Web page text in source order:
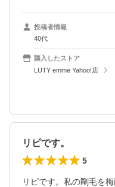
投稿者情報
40代
購入したストア
LUTY emme Yahoo!店
リピです。
5
リピです。私の剛毛を